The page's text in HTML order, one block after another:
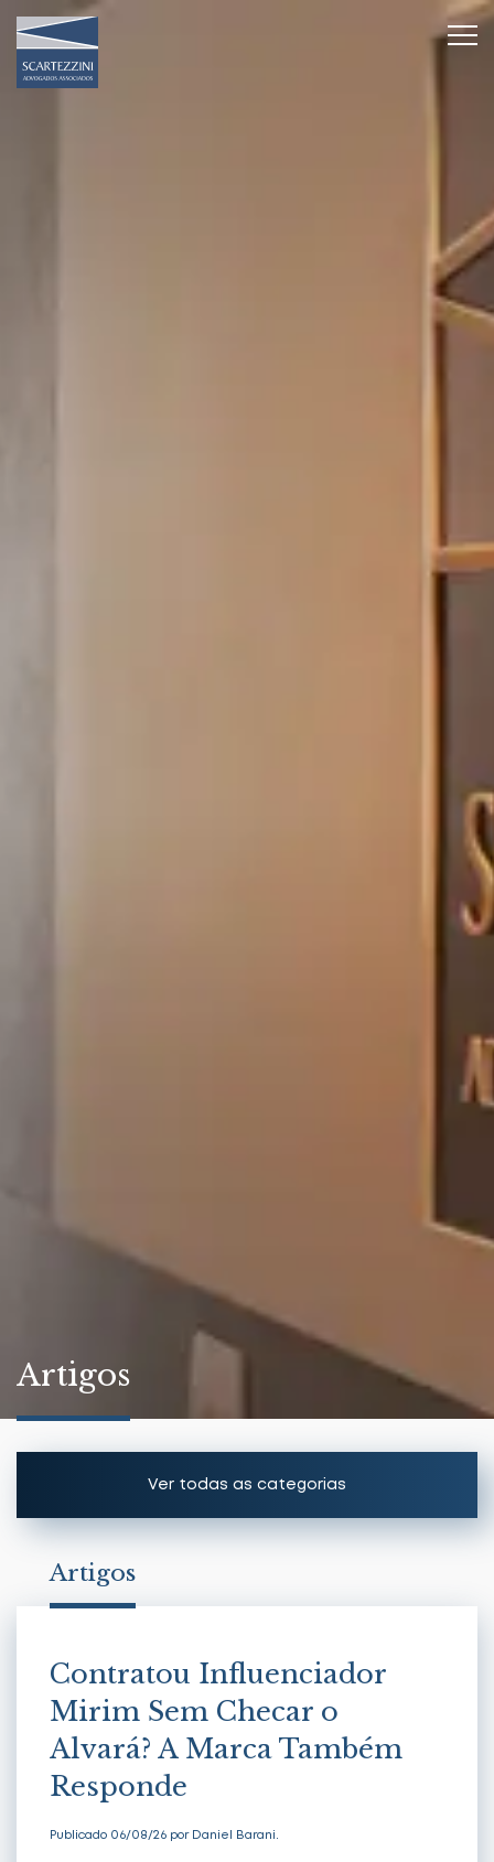
Artigos
Ver todas as categorias
Notícias
Artigos
Contratou Influenciador
Mirim Sem Checar o
Alvará? A Marca Também
Responde
Publicado 06/08/26 por Daniel Barani.